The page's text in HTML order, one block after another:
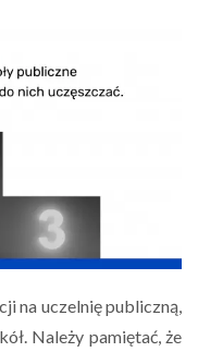
na uczelnię publiczną,
Należy pamiętać, że